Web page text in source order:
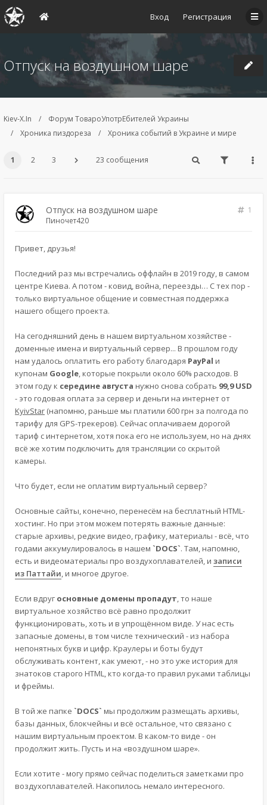
Вход Регистрация
Отпуск на воздушном шаре
Kiev-X.In
Форум ТовароУпотрЕбителей Украины
Хроника пиздореза
Хроника событий в Украине и мире
1 2 3 23 сообщения
Отпуск на воздушном шаре
1
Пиночет420
Привет, друзья!
Последний раз мы встречались оффлайн в 2019 году, в самом
центре Киева. А потом - ковид, война, переезды… С тех пор -
только виртуальное общение и совместная поддержка
нашего общего проекта.
На сегодняшний день в нашем виртуальном хозяйстве -
доменные имена и виртуальный сервер... В прошлом году
нам удалось оплатить его работу благодаря PayPal и
купонам Google, которые покрыли около 60% расходов. В
этом году к середине августа нужно снова собрать 99,9 USD
- это годовая оплата за сервер и деньги на интернет от
KyivStar (напомню, раньше мы платили 600 грн за полгода по
тарифу для GPS-трекеров). Сейчас оплачиваем дорогой
тариф с интернетом, хотя пока его не используем, но на днях
всё же хотим подключить для трансляции со скрытой
камеры.
Что будет, если не оплатим виртуальный сервер?
Основные сайты, конечно, перенесём на бесплатный HTML-
хостинг. Но при этом можем потерять важные данные:
старые архивы, редкие видео, графику, материалы - всё, что
годами аккумулировалось в нашем `DOCS`. Там, напомню,
есть и видеоматериалы про воздухоплавателей, и записи
из Паттайи, и многое другое.
Если вдруг основные домены пропадут, то наше
виртуальное хозяйство всё равно продолжит
функционировать, хоть и в упрощённом виде. У нас есть
запасные домены, в том числе технический - из набора
непонятных букв и цифр. Краулеры и боты будут
обслуживать контент, как умеют, - но это уже история для
знатоков старого HTML, кто когда-то правил руками таблицы
и фреймы.
В той же папке `DOCS` мы продолжим размещать архивы,
базы данных, блокчейны и всё остальное, что связано с
нашим виртуальным проектом. В каком-то виде - он
продолжит жить. Пусть и на «воздушном шаре».
Если хотите - могу прямо сейчас поделиться заметками про
воздухоплавателей. Накопилось немало интересного.